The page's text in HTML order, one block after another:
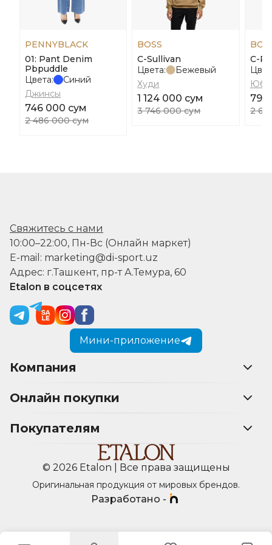
PENNYBLACK
01: Pant Denim
Pbpuddle
Цвета:
Синий
Джинсы
746 000 сум
2 486 000 сум
BOSS
C-Sullivan
Цвета:
Бежевый
Худи
1 124 000 сум
3 746 000 сум
C-
790
2
Свяжитесь с нами
10:00–22:00, Пн-Вс (Онлайн маркет)
E-mail: marketing@di-sport.uz
Адрес: г.Ташкент, пр-т А.Темура, 60
Etalon в соцсетях
Мини-приложение
Компания
Онлайн покупки
Покупателям
© 2026 Etalon | Все права защищены
Оригинальная продукция от мировых брендов.
Разработано -